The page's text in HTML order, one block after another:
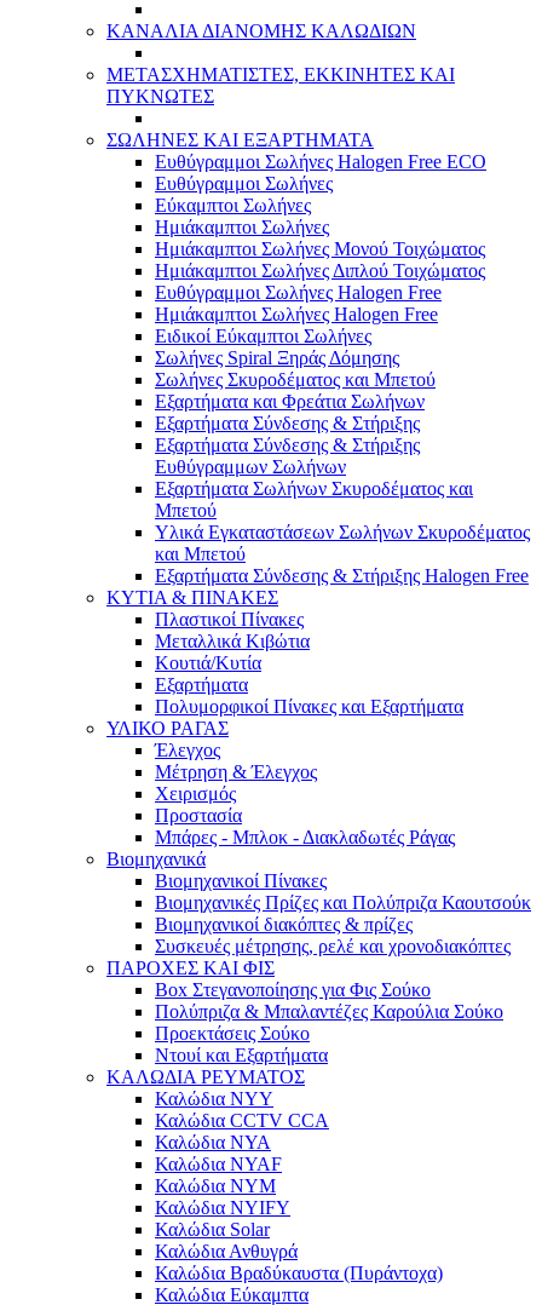
ΚΑΝΑΛΙΑ ΔΙΑΝΟΜΗΣ ΚΑΛΩΔΙΩΝ
ΜΕΤΑΣΧΗΜΑΤΙΣΤΕΣ, ΕΚΚΙΝΗΤΕΣ ΚΑΙ
ΠΥΚΝΩΤΕΣ
ΣΩΛΗΝΕΣ ΚΑΙ ΕΞΑΡΤΗΜΑΤΑ
Ευθύγραμμοι Σωλήνες Halogen Free ECO
Ευθύγραμμοι Σωλήνες
Εύκαμπτοι Σωλήνες
Ημιάκαμπτοι Σωλήνες
Ημιάκαμπτοι Σωλήνες Μονού Τοιχώματος
Ημιάκαμπτοι Σωλήνες Διπλού Τοιχώματος
Ευθύγραμμοι Σωλήνες Halogen Free
Ημιάκαμπτοι Σωλήνες Halogen Free
Ειδικοί Εύκαμπτοι Σωλήνες
Σωλήνες Spiral Ξηράς Δόμησης
Σωλήνες Σκυροδέματος και Μπετού
Εξαρτήματα και Φρεάτια Σωλήνων
Εξαρτήματα Σύνδεσης & Στήριξης
Εξαρτήματα Σύνδεσης & Στήριξης
Ευθύγραμμων Σωλήνων
Εξαρτήματα Σωλήνων Σκυροδέματος και
Μπετού
Υλικά Εγκαταστάσεων Σωλήνων Σκυροδέματος
και Μπετού
Εξαρτήματα Σύνδεσης & Στήριξης Halogen Free
ΚΥΤΙΑ & ΠΙΝΑΚΕΣ
Πλαστικοί Πίνακες
Μεταλλικά Κιβώτια
Κουτιά/Κυτία
Εξαρτήματα
Πολυμορφικοί Πίνακες και Εξαρτήματα
ΥΛΙΚΟ ΡΑΓΑΣ
Έλεγχος
Μέτρηση & Έλεγχος
Χειρισμός
Προστασία
Μπάρες - Μπλοκ - Διακλαδωτές Ράγας
Βιομηχανικά
Βιομηχανικοί Πίνακες
Βιομηχανικές Πρίζες και Πολύπριζα Καουτσούκ
Βιομηχανικοί διακόπτες & πρίζες
Συσκευές μέτρησης, ρελέ και χρονοδιακόπτες
ΠΑΡΟΧΕΣ ΚΑΙ ΦΙΣ
Box Στεγανοποίησης για Φις Σούκο
Πολύπριζα & Μπαλαντέζες Καρούλια Σούκο
Προεκτάσεις Σούκο
Ντουί και Εξαρτήματα
ΚΑΛΩΔΙΑ ΡΕΥΜΑΤΟΣ
Καλώδια NYY
Καλώδια CCTV CCA
Καλώδια NYA
Καλώδια NYAF
Καλώδια NYM
Καλώδια NYIFY
Καλώδια Solar
Καλώδια Ανθυγρά
Καλώδια Βραδύκαυστα (Πυράντοχα)
Καλώδια Εύκαμπτα